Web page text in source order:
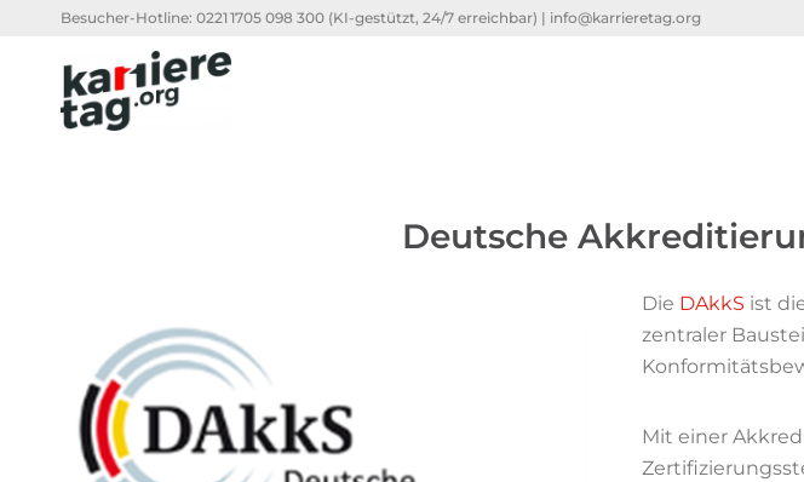
Besucher-Hotline: 0221 1705 098 300 (KI-gestützt, 24/7 erreichbar) | info@karrieretag.org
Deutsche
Die DAkkS ist
zentraler
Mit einer